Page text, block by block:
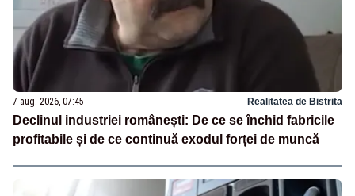
7 aug. 2026, 07:45 Realitatea de Bistrita
Declinul industriei românești: De ce se închid fabricile
profitabile și de ce continuă exodul forței de muncă